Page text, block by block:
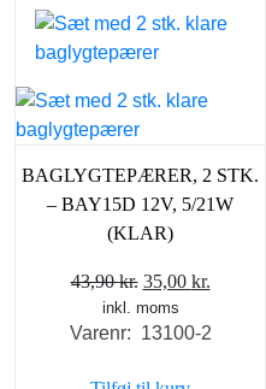
BAGLYGTEPÆRER, 2 STK.
– BAY15D 12V, 5/21W
(KLAR)
43,90kr. Den
oprindelige
pris
35,00 kr.
pris
inkl. moms
Varenr: 13100-2